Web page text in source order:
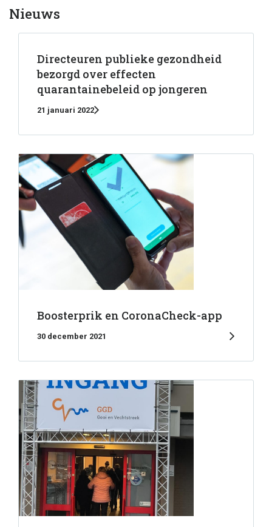
Nieuws
Directeuren publieke gezondheid
bezorgd over effecten
quarantainebeleid op jongeren
21 januari 2022
Boosterprik en CoronaCheck-app
30 december 2021